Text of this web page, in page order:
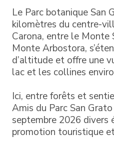
Le Parc botanique San
kilomètres du centre-
Carona, entre le
Monte Arbostora,
d’altitude et offre une
lac et les collines
Ici, entre forêts et
Amis du Parc San
septembre 2026 divers
promotion touristique